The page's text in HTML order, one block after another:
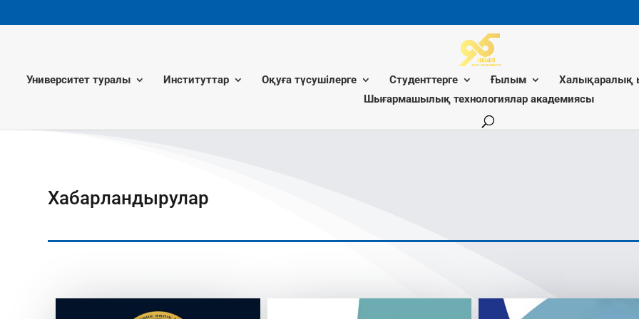
Университет туралы Институттар Оқуға түсушілерге Студенттерге Ғылым
Халықаралық
Шығармашылық технологиялар академиясы
Хабарландырулар